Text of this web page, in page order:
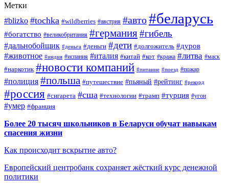
Метки
#blizko #tochka #wildberries #австрия #авто#беларусь
#богатство #великобритания #германия#гибель
#дальнобойщик #деньга #деньги #дети #долгожитель #дуров
#животное #индия #испания #италия #китай #кот #кража #литва #маск
#наркотик #новости компаний #питание #поезд #пожар
#полиция #польша #путешествие #пьяный #рейтинг #рекорд
#россия #сигарета #сша #технологии #трамп #турция #угон
#умер #франция
Более 20 тысяч школьников в Беларуси обучат навыкам
спасения жизни
Как происходит вскрытие авто?
Европейский центробанк сохраняет жёсткий курс денежной
политики